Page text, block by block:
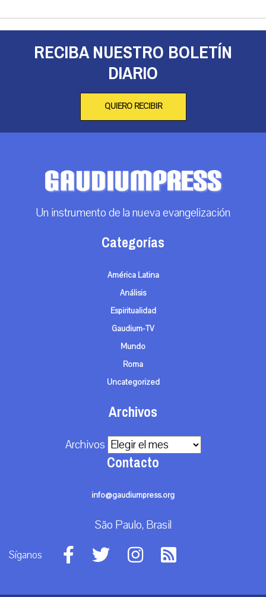
RECIBA NUESTRO BOLETÍN
DIARIO
QUIERO RECIBIR
Un instrumento de la nueva evangelización
Categorías
América Latina
Análisis
Espiritualidad
Gaudium-TV
Mundo
Roma
Uncategorized
Archivos
Archivos
Contacto
info@gaudiumpress.org
São Paulo, Brasil
Síganos